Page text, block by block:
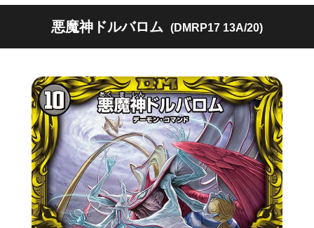
悪魔神ドルバロム (DMRP17 13A/20)